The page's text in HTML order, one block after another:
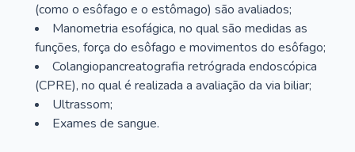
(como o esôfago e o estômago) são avaliados;
Manometria esofágica, no qual são medidas as
funções, força do esôfago e movimentos do esôfago;
Colangiopancreatografia retrógrada endoscópica
(CPRE), no qual é realizada a avaliação da via biliar;
Ultrassom;
Exames de sangue.